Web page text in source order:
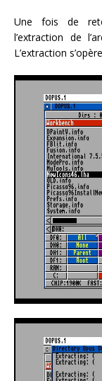
Une fois de
l’extraction de
L’extraction s’opère